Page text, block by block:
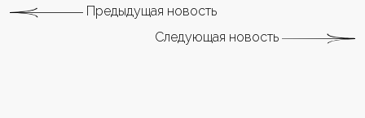
Предыдущая новость
Следующая новость